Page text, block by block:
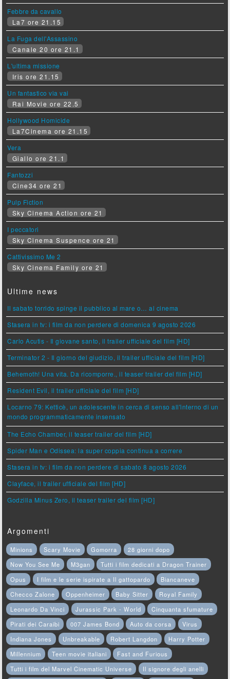
Febbre da cavallo
La7 ore 21.15
La Fuga dell'Assassino
Canale 20 ore 21.1
L'ultima missione
Iris ore 21.15
Un fantastico via vai
Rai Movie ore 22.5
Hollywood Homicide
La7Cinema ore 21.15
Vera
Giallo ore 21.1
Fantozzi
Cine34 ore 21
Pulp Fiction
Sky Cinema Action ore 21
I peccatori
Sky Cinema Suspence ore 21
Cattivissimo Me 2
Sky Cinema Family ore 21
Ultime news
Il sabato torrido spinge il pubblico al mare o… al cinema
Stasera in tv: i film da non perdere di domenica 9 agosto 2026
Carlo Acutis - Il giovane santo, il trailer ufficiale del film [HD]
Terminator 2 - Il giorno del giudizio, il trailer ufficiale del film [HD]
Behemoth! Una vita. Da ricomporre., il teaser trailer del film [HD]
Resident Evil, il trailer ufficiale del film [HD]
Locarno 79: Ketticè, un adolescente in cerca di senso all'interno di un
mondo programmaticamente insensato
The Echo Chamber, il teaser trailer del film [HD]
Spider Man e Odissea: la super coppia continua a correre
Stasera in tv: i film da non perdere di sabato 8 agosto 2026
Clayface, il trailer ufficiale del film [HD]
Godzilla Minus Zero, il teaser trailer del film [HD]
Argomenti
Minions Scary Movie Gomorra
28 giorni dopo
Now You See Me
M3gan
Tutti i film dedicati a Dragon Trainer
Opus
I film e le serie ispirate a Il gattopardo
Biancaneve
Checco Zalone
Oppenheimer Baby Sitter
Royal Family
Leonardo Da Vinci
Jurassic Park - World
Cinquanta sfumature
Pirati dei Caraibi
007 James Bond Auto da corsa
Virus
Indiana Jones
Unbreakable Robert Langdon
Harry Potter
Millennium
Teen movie italiani
Fast and Furious
Tutti i film del Marvel Cinematic Universe
Il signore degli anelli